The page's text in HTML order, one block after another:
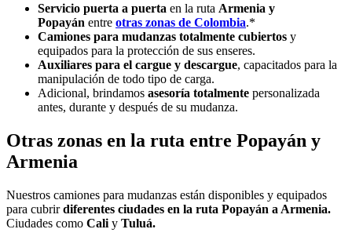
Servicio puerta a puerta en la ruta Armenia y
Popayán entre otras zonas de Colombia.*
Camiones para mudanzas totalmente cubiertos y
equipados para la protección de sus enseres.
Auxiliares para el cargue y descargue, capacitados para la
manipulación de todo tipo de carga.
Adicional, brindamos asesoría totalmente personalizada
antes, durante y después de su mudanza.
Otras zonas en la ruta entre Popayán y
Armenia
Nuestros camiones para mudanzas están disponibles y equipados
para cubrirdiferentes ciudades en la ruta Popayán a Armenia.
Ciudades como Cali y Tuluá.